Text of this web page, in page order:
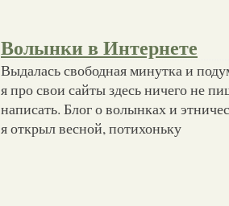
Волынки в Интернете
Выдалась свободная минутка и
я про свои сайты здесь ничего не
написать. Блог о волынках и
я открыл весной, потихоньку